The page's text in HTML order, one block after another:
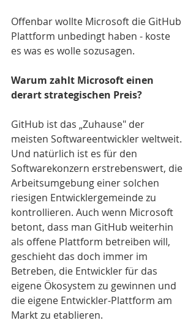
Offenbar wollte Microsoft die GitHub
Plattform unbedingt haben - koste
es was es wolle sozusagen.
Warum zahlt Microsoft einen
derart strategischen Preis?
GitHub ist das „Zuhause" der
meisten Softwareentwickler weltweit.
Und natürlich ist es für den
Softwarekonzern erstrebenswert, die
Arbeitsumgebung einer solchen
riesigen Entwicklergemeinde zu
kontrollieren. Auch wenn Microsoft
betont, dass man GitHub weiterhin
als offene Plattform betreiben will,
geschieht das doch immer im
Betreben, die Entwickler für das
eigene Ökosystem zu gewinnen und
die eigene Entwickler-Plattform am
Markt zu etablieren.